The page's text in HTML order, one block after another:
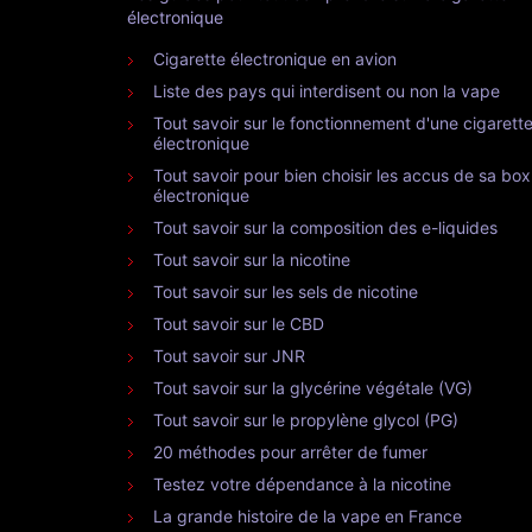
électronique
Cigarette électronique en avion
Liste des pays qui interdisent ou non la vape
Tout savoir sur le fonctionnement d'une cigarette
électronique
Tout savoir pour bien choisir les accus de sa box
électronique
Tout savoir sur la composition des e-liquides
Tout savoir sur la nicotine
Tout savoir sur les sels de nicotine
Tout savoir sur le CBD
Tout savoir sur JNR
Tout savoir sur la glycérine végétale (VG)
Tout savoir sur le propylène glycol (PG)
20 méthodes pour arrêter de fumer
Testez votre dépendance à la nicotine
La grande histoire de la vape en France